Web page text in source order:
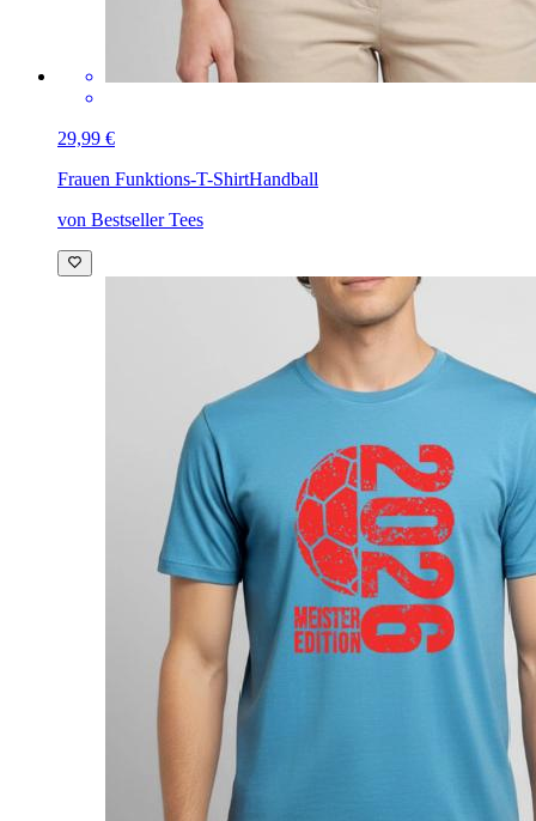
29,99 €
Frauen Funktions-T-ShirtHandball
von Bestseller Tees